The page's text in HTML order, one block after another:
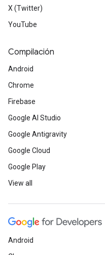
X (Twitter)
YouTube
Compilación
Android
Chrome
Firebase
Google AI Studio
Google Antigravity
Google Cloud
Google Play
View all
Android